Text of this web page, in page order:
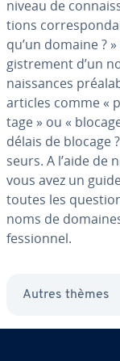
niveau de
tions
qu’un domaine ?
gis­tre­ment d’un
nais­sances
articles comme «
tage » ou «
délais de blocage
seurs. A l’aide de
vous avez un
toutes les
noms de
fes­sion­nel.
Autres thèmes